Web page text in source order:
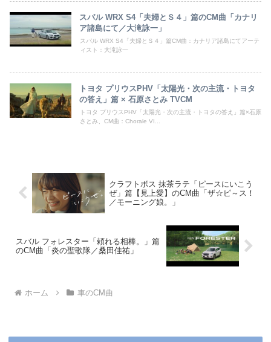
スバル WRX S4「夫婦とＳ４」篇のCM曲「カナリ
ア諸島にて／大滝詠一」
スバル WRX S4「夫婦とＳ４」篇CM曲：カナリア諸島にてアーテ
ィスト：大滝詠一
トヨタ プリウスPHV「太陽光・次の主流・トヨタ
の答え」篇 × 石原さとみ TVCM
トヨタ プリウスPHV「太陽光・次の主流・トヨタの答え」篇×石原
さとみ、CM曲：Chorale VI...
クラフトボス 抹茶ラテ「ピースにいこう
ぜ」篇【見上愛】のCM曲「ザ☆ピ～ス！
／モーニング娘。」
スバル フォレスター「頼れる相棒。」篇
のCM曲「炎の聖歌隊／桑田佳祐」
ホーム 車のCM曲